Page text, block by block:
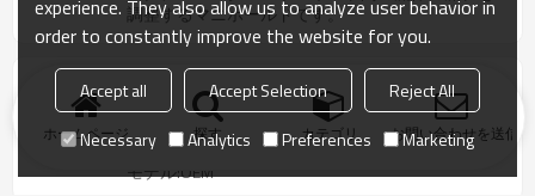
調整するマニホールドです。
ヨーロッパ式ベッドコネクタ金属ベッ
ドフレームブラケットベッドフック
家具に最適、安定して安全。
モデル:OEM
ホームページ 探す カテゴリ お問い合わせを送信
experience. They also allow us to analyze user behavior in
order to constantly improve the website for you.
Accept all Accept Selection
Reject All
Necessary
Analytics Preferences Marketing